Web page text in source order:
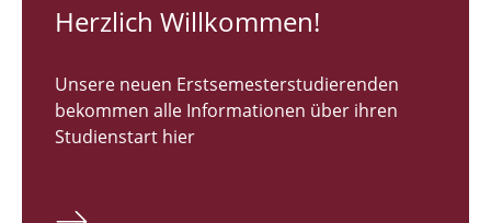
RUNDGANG 26
Bachelor Architektur
Master Architektur
Herzlich Willkommen!
Unsere neuen Erstsemesterstudierenden
bekommen alle Informationen über ihren
Studienstart hier